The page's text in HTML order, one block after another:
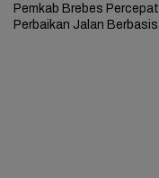
Pemkab Brebes Percepat
Perbaikan Jalan Berbasis